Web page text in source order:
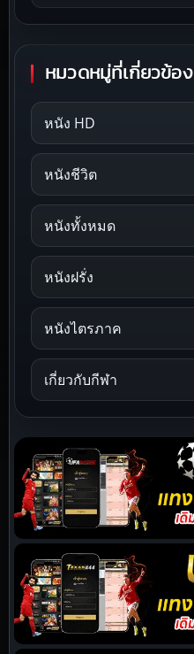
หมวดหมู่ที่เกี่ยวข้อง
หนัง HD
หนังชีวิต
หนังทั้งหมด
หนังฝรั่ง
หนังไตรภาค
เกี่ยวกับกีฬา